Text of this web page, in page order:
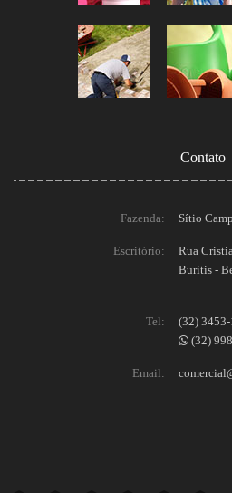
Contato
Fazenda: Sítio
Escritório:
Rua
Buritis -
Tel:
(32)
(32)
Email: